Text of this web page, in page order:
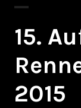
15.
2015